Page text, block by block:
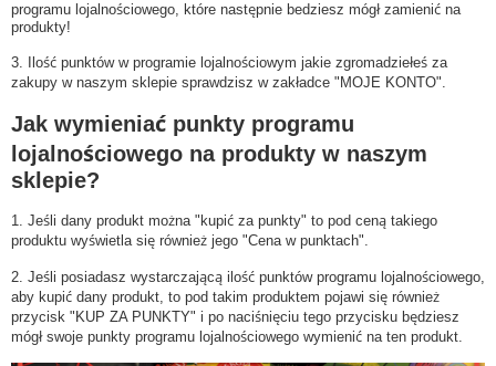
programu lojalnościowego, które następnie bedziesz mógł zamienić na
produkty!
3. Ilość punktów w programie lojalnościowym jakie zgromadziełeś za
zakupy w naszym sklepie sprawdzisz w zakładce "MOJE KONTO".
Jak wymieniać punkty programu
lojalnościowego na produkty w naszym
sklepie?
1. Jeśli dany produkt można "kupić za punkty" to pod ceną takiego
produktu wyświetla się również jego "Cena w punktach".
2. Jeśli posiadasz wystarczającą ilość punktów programu lojalnościowego,
aby kupić dany produkt, to pod takim produktem pojawi się również
przycisk "KUP ZA PUNKTY" i po naciśnięciu tego przycisku będziesz
mógł swoje punkty programu lojalnościowego wymienić na ten produkt.